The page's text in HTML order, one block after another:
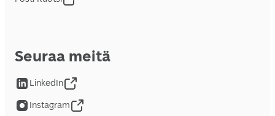
Seuraa meitä
LinkedIn
Instagram